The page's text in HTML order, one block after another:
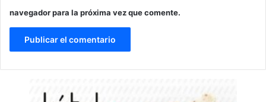
navegador para la próxima vez que comente.